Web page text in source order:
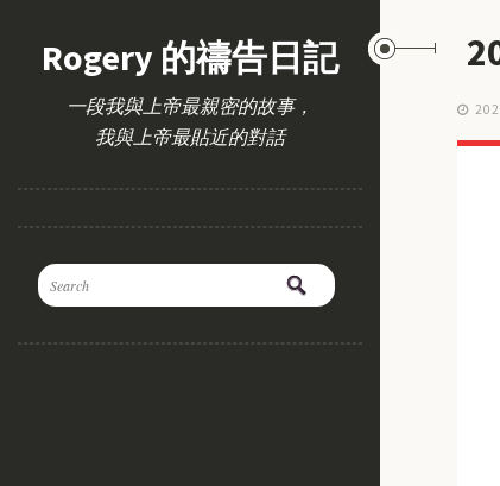
Rogery 的禱告日記
一段我與上帝最親密的故事，
我與上帝最貼近的對話